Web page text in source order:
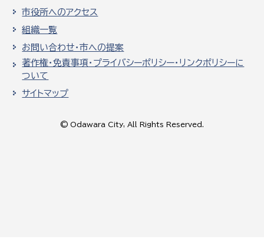
市役所へのアクセス
組織一覧
お問い合わせ・市への提案
著作権・免責事項・プライバシーポリシー・リンクポリシーに
ついて
サイトマップ
© Odawara City, All Rights Reserved.